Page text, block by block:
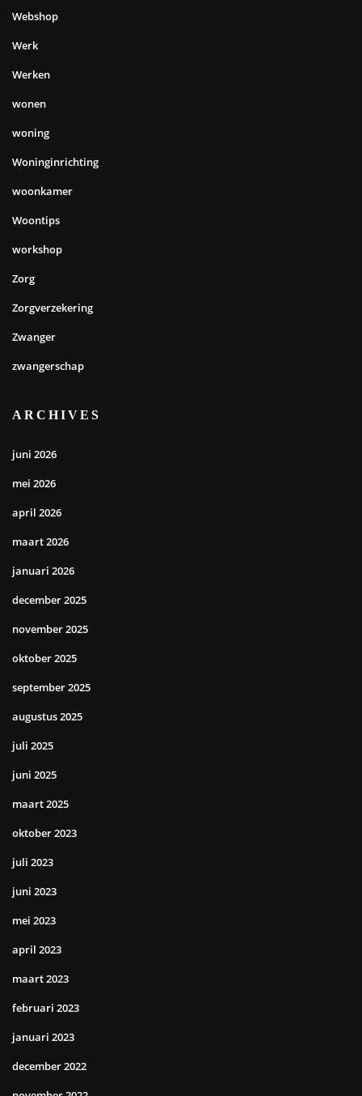
Webshop
Werk
Werken
wonen
woning
Woninginrichting
woonkamer
Woontips
workshop
Zorg
Zorgverzekering
Zwanger
zwangerschap
ARCHIVES
juni 2026
mei 2026
april 2026
maart 2026
januari 2026
december 2025
november 2025
oktober 2025
september 2025
augustus 2025
juli 2025
juni 2025
maart 2025
oktober 2023
juli 2023
juni 2023
mei 2023
april 2023
maart 2023
februari 2023
januari 2023
december 2022